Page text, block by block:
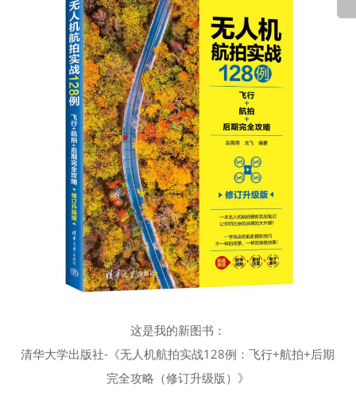
这是我的新图书：
清华大学出版社-《无人机航拍实战128例：飞行+航拍+后期
完全攻略（修订升级版）》